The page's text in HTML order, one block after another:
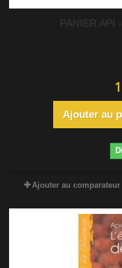
PANIER API
Ajouter au
Ajouter au comparateur